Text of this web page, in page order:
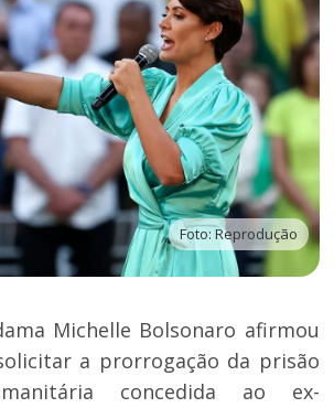
Foto: Reprodução
Michelle Bolsonaro afirmou
a prorrogação da prisão
concedida ao ex-